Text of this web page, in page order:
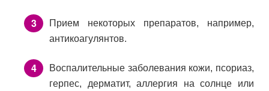
Прием некоторых препаратов, например,
антикоагулянтов.
Воспалительные заболевания кожи, псориаз,
герпес, дерматит, аллергия на солнце или